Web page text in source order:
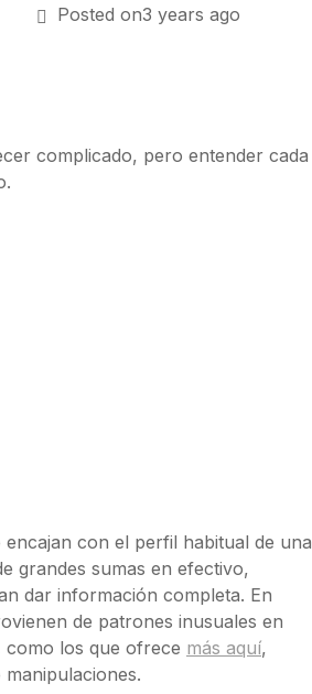
Posted on3 years ago
complicado, pero entender cada
con el perfil habitual de una
grandes sumas en efectivo,
dar información completa. En
de patrones inusuales en
como los que ofrece más aquí,